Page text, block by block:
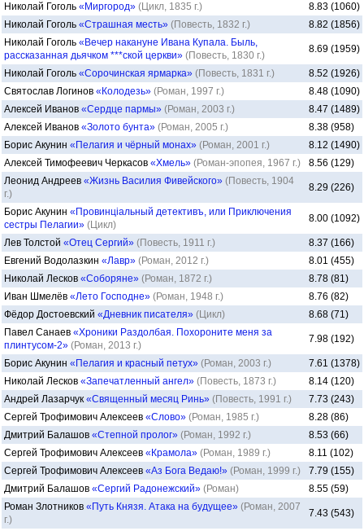
Николай Гоголь «Миргород» (Цикл, 1835 г.)
8.83 (1060)
Николай Гоголь «Страшная месть» (Повесть, 1832 г.)
8.82 (1856)
Николай Гоголь «Вечер накануне Ивана Купала. Быль,
рассказанная дьячком ***ской церкви» (Повесть, 1830 г.)
8.69 (1959)
Николай Гоголь «Сорочинская ярмарка» (Повесть, 1831 г.)
8.52 (1926)
Святослав Логинов «Колодезь» (Роман, 1997 г.)
8.48 (1090)
Алексей Иванов «Сердце пармы» (Роман, 2003 г.)
8.47 (1489)
Алексей Иванов «Золото бунта» (Роман, 2005 г.)
8.38 (958)
Борис Акунин «Пелагия и чёрный монах» (Роман, 2001 г.)
8.12 (1490)
Алексей Тимофеевич Черкасов «Хмель» (Роман-эпопея, 1967 г.)
8.56 (129)
Леонид Андреев «Жизнь Василия Фивейского» (Повесть, 1904
г.)
8.29 (226)
Борис Акунин «Провинцiальный детективъ, или Приключения
сестры Пелагии» (Цикл)
8.00 (1092)
Лев Толстой «Отец Сергий» (Повесть, 1911 г.)
8.37 (166)
Евгений Водолазкин «Лавр» (Роман, 2012 г.)
8.01 (455)
Николай Лесков «Соборяне» (Роман, 1872 г.)
8.78 (81)
Иван Шмелёв «Лето Господне» (Роман, 1948 г.)
8.76 (82)
Фёдор Достоевский «Дневник писателя» (Цикл)
8.68 (71)
Павел Санаев «Хроники Раздолбая. Похороните меня за
плинтусом-2» (Роман, 2013 г.)
7.98 (192)
Борис Акунин «Пелагия и красный петух» (Роман, 2003 г.)
7.61 (1378)
Николай Лесков «Запечатленный ангел» (Повесть, 1873 г.)
8.14 (120)
Андрей Лазарчук «Священный месяц Ринь» (Повесть, 1991 г.)
7.73 (243)
Сергей Трофимович Алексеев «Слово» (Роман, 1985 г.)
8.28 (86)
Дмитрий Балашов «Степной пролог» (Роман, 1992 г.)
8.53 (66)
Сергей Трофимович Алексеев «Крамола» (Роман, 1989 г.)
8.11 (102)
Сергей Трофимович Алексеев «Аз Бога Ведаю!» (Роман, 1999 г.)
7.79 (155)
Дмитрий Балашов «Сергий Радонежский» (Роман)
8.55 (59)
Роман Злотников «Путь Князя. Атака на будущее» (Роман, 2007
г.)
7.43 (543)